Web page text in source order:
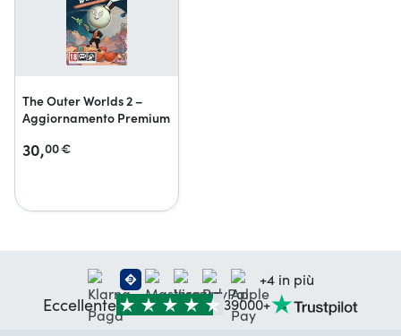
The Outer Worlds 2 –
Aggiornamento Premium
30,00€
+4 in più
Eccellente 39000+